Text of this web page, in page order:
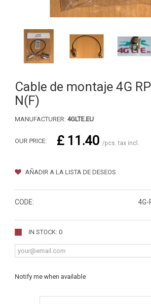
Cable de montaje 4G
N(F)
MANUFACTURER: 4GLTE.EU
OUR PRICE: £ 11.40 /pcs. tax incl.
AÑADIR A LA LISTA DE DESEOS
CODE: 4G-
IN STOCK: 0
Notify me when available